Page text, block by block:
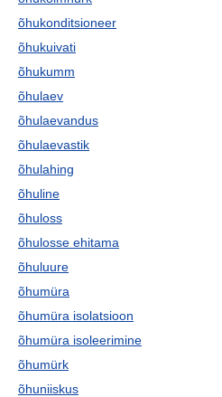
õhukonditsioneer
õhukuivati
õhukumm
õhulaev
õhulaevandus
õhulaevastik
õhulahing
õhuline
õhuloss
õhulosse ehitama
õhuluure
õhumüra
õhumüra isolatsioon
õhumüra isoleerimine
õhumürk
õhuniiskus